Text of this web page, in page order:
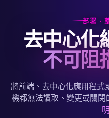
部署 ·
去中心化
不可阻
將前端、去中心化應用程式
機都無法讀取、變更或關閉